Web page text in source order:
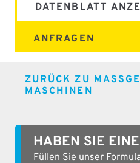
DATENBLATT
ANFRAGEN
ZURÜCK ZU
ASCHINEN
HABEN SIE
Füllen Sie unser